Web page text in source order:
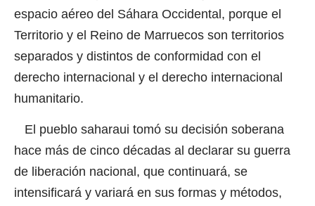
espacio aéreo del Sáhara Occidental, porque el
Territorio y el Reino de Marruecos son territorios
separados y distintos de conformidad con el
derecho internacional y el derecho internacional
humanitario.
El pueblo saharaui tomó su decisión soberana
hace más de cinco décadas al declarar su guerra
de liberación nacional, que continuará, se
intensificará y variará en sus formas y métodos,